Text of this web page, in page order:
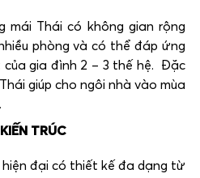
mái Thái có không gian rộng
phòng và có thể đáp ứng
của gia đình 2 – 3 thế hệ. Đặc
giúp cho ngôi nhà vào mùa
TRÚC
hiện đại có thiết kế đa dạng từ